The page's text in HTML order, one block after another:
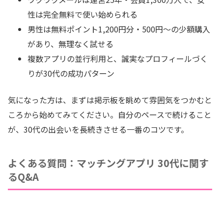
性は完全無料で使い始められる
男性は無料ポイント1,200円分・500円～の少額購入
があり、無理なく試せる
複数アプリの並行利用と、誠実なプロフィールづく
りが30代の成功パターン
気になった方は、まずは掲示板を眺めて雰囲気をつかむと
ころから始めてみてください。自分のペースで続けること
が、30代の出会いを長続きさせる一番のコツです。
よくある質問：マッチングアプリ 30代に関す
るQ&A